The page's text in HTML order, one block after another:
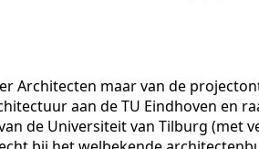
Architecten maar van de
aan de TU Eindhoven en
de Universiteit van Tilburg (met